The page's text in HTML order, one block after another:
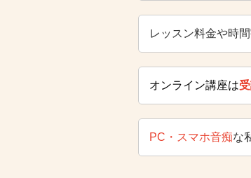
レッスン料金や時
オンライン講座は
PC・スマホ音痴な